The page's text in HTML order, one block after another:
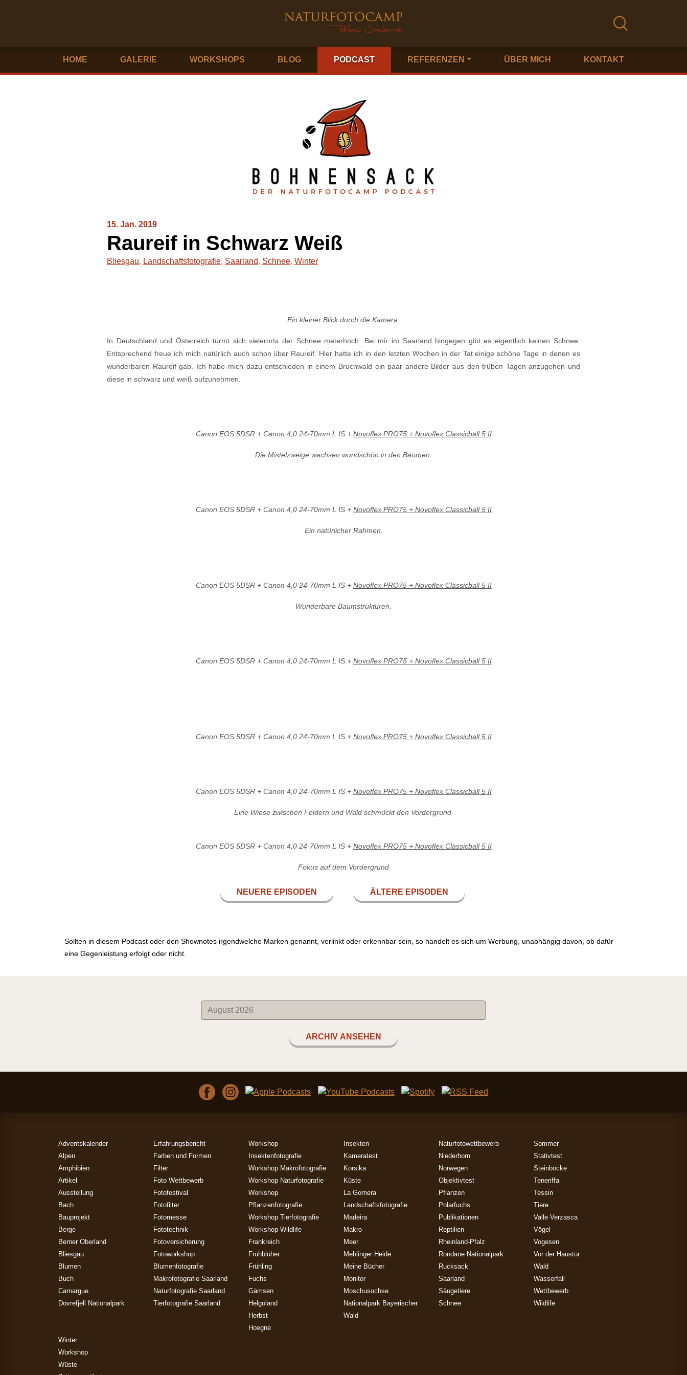
HOME GALERIE WORKSHOPS BLOG PODCAST REFERENZEN ÜBER MICH KONTAKT
15. Jan. 2019
Raureif in Schwarz Weiß
Bliesgau, Landschaftsfotografie, Saarland, Schnee, Winter
Ein kleiner Blick durch die Kamera.
In Deutschland und Österreich türmt sich vielerorts der Schnee meterhoch. Bei mir im Saarland hingegen gibt es eigentlich keinen Schnee.
Entsprechend freue ich mich natürlich auch schon über Raureif. Hier hatte ich in den letzten Wochen in der Tat einige schöne Tage in denen es
wunderbaren Raureif gab. Ich habe mich dazu entschieden in einem Bruchwald ein paar andere Bilder aus den trüben Tagen anzugehen und
diese in schwarz und weiß aufzunehmen.
Canon EOS 5DSR + Canon 4,0 24-70mm L IS + Novoflex PRO75 + Novoflex Classicball 5 II
Die Mistelzweige wachsen wundschön in den Bäumen.
Canon EOS 5DSR + Canon 4,0 24-70mm L IS + Novoflex PRO75 + Novoflex Classicball 5 II
Ein natürlicher Rahmen.
Canon EOS 5DSR + Canon 4,0 24-70mm L IS + Novoflex PRO75 + Novoflex Classicball 5 II
Wunderbare Baumstrukturen.
Canon EOS 5DSR + Canon 4,0 24-70mm L IS + Novoflex PRO75 + Novoflex Classicball 5 II
Canon EOS 5DSR + Canon 4,0 24-70mm L IS + Novoflex PRO75 + Novoflex Classicball 5 II
Canon EOS 5DSR + Canon 4,0 24-70mm L IS + Novoflex PRO75 + Novoflex Classicball 5 II
Eine Wiese zwischen Feldern und Wald schmückt den Vordergrund.
Canon EOS 5DSR + Canon 4,0 24-70mm L IS + Novoflex PRO75 + Novoflex Classicball 5 II
Fokus auf dem Vordergrund
NEUERE EPISODEN ÄLTERE EPISODEN
Sollten in diesem Podcast oder den Shownotes irgendwelche Marken genannt, verlinkt oder erkennbar sein, so handelt es sich um Werbung, unabhängig davon, ob dafür
eine Gegenleistung erfolgt oder nicht.
ARCHIV ANSEHEN
Adventskalender
Alpen
Amphibien
Artikel
Ausstellung
Bach
Bauprojekt
Berge
Berner Oberland
Bliesgau
Blumen
Buch
Camargue
Dovrefjell Nationalpark
Erfahrungsbericht
Farben und Formen
Filter
Foto Wettbewerb
Fotofestival
Fotofilter
Fotomesse
Fototechnik
Fotoversicherung
Fotoworkshop
Blumenfotografie
Makrofotografie Saarland
Naturfotografie Saarland
Tierfotografie Saarland
Workshop
Insektenfotografie
Workshop Makrofotografie
Workshop Naturfotografie
Workshop
Pflanzenfotografie
Workshop Tierfotografie
Workshop Wildlife
Frankreich
Frühblüher
Frühling
Fuchs
Gämsen
Helgoland
Herbst
Hoegne
Insekten
Kameratest
Korsika
Küste
La Gomera
Landschaftsfotografie
Madeira
Makro
Meer
Mehlinger Heide
Meine Bücher
Monitor
Moschusochse
Nationalpark Bayerischer
Wald
Naturfotowettbewerb
Niederhorn
Norwegen
Objektivtest
Pflanzen
Polarfuchs
Publikationen
Reptilien
Rheinland-Pfalz
Rondane Nationalpark
Rucksack
Saarland
Säugetiere
Schnee
Sommer
Stativtest
Steinböcke
Teneriffa
Tessin
Tiere
Valle Verzasca
Vögel
Vogesen
Vor der Haustür
Wald
Wasserfall
Wettbewerb
Wildlife
Winter
Workshop
Wüste